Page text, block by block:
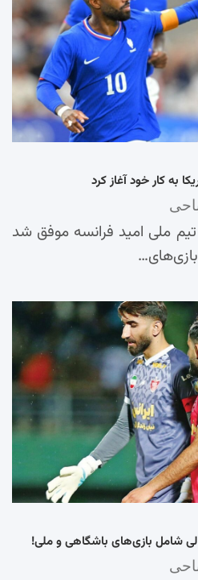
به کار خود آغاز کرد
ملی امید فرانسه موفق شد
شامل بازی‌های باشگاهی و ملی!